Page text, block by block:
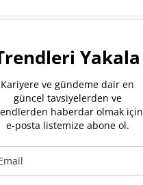
Yakala
Kariyere ve gündeme dair en
güncel tavsiyelerden ve
haberdar olmak için
e-posta listemize abone ol.